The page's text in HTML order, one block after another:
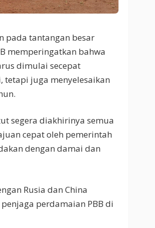
pada tantangan besar
memperingatkan bahwa
dimulai secepat
tetapi juga menyelesaikan
segera diakhirinya semua
cepat oleh pemerintah
dengan damai dan
Rusia dan China
perdamaian PBB di